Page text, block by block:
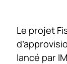
Le projet
lancé par